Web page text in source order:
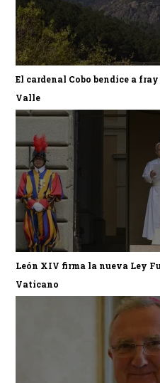
El cardenal Cobo bendice a
Valle
León XIV firma la nueva Ley
Vaticano